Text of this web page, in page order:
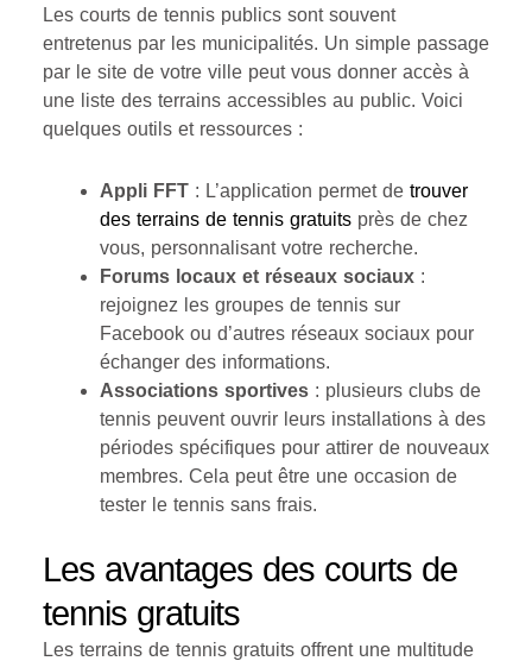
Les courts de tennis publics sont souvent
entretenus par les municipalités. Un simple passage
par le site de votre ville peut vous donner accès à
une liste des terrains accessibles au public. Voici
quelques outils et ressources :
Appli FFT : L’application permet de trouver
des terrains de tennis gratuits près de chez
vous, personnalisant votre recherche.
Forums locaux et réseaux sociaux :
rejoignez les groupes de tennis sur
Facebook ou d’autres réseaux sociaux pour
échanger des informations.
Associations sportives : plusieurs clubs de
tennis peuvent ouvrir leurs installations à des
périodes spécifiques pour attirer de nouveaux
membres. Cela peut être une occasion de
tester le tennis sans frais.
Les avantages des courts de
tennis gratuits
Les terrains de tennis gratuits offrent une multitude